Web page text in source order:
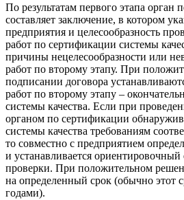
По результатам первого этапа орган
составляет заключение, в котором
предприятия и целесообразность
работ по сертификации системы
причины нецелесообразности или
работ по второму этапу. При
подписании договора
работ по второму этапу –
системы качества. Если при
органом по сертификации
системы качества требованиям
то совместно с предприятием
и устанавливается
проверки. При положительном
на определенный срок (обычно этот
годами).